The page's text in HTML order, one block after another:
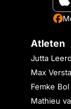
Atleten
Jutta
Max
Femke Bol
Mathieu